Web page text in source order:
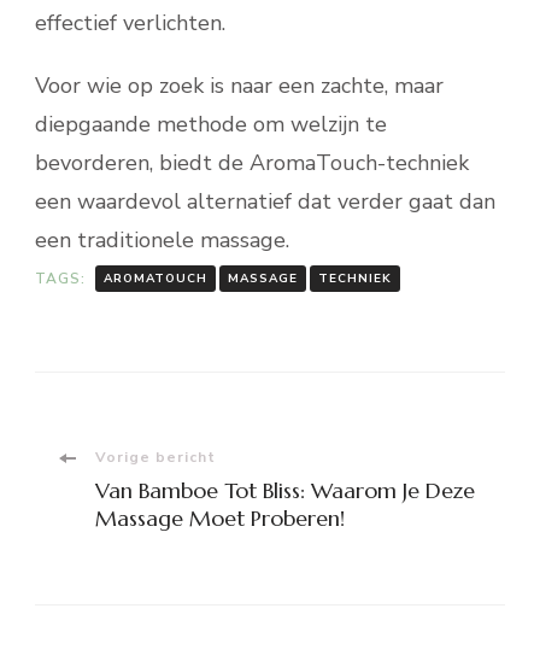
effectief verlichten.
Voor wie op zoek is naar een zachte, maar
diepgaande methode om welzijn te
bevorderen, biedt de AromaTouch-techniek
een waardevol alternatief dat verder gaat dan
een traditionele massage.
TAGS: AROMATOUCH MASSAGE TECHNIEK
Bericht
navigatie
Vorige bericht
Van Bamboe Tot Bliss: Waarom Je Deze
Massage Moet Proberen!